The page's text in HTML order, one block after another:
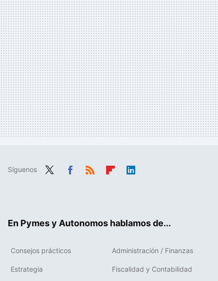
Síguenos
En Pymes y Autonomos hablamos de...
Consejos prácticos Administración / Finanzas
Estrategia Fiscalidad y Contabilidad